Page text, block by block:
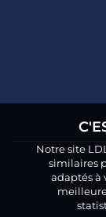
Notre site
similaires
adaptés à